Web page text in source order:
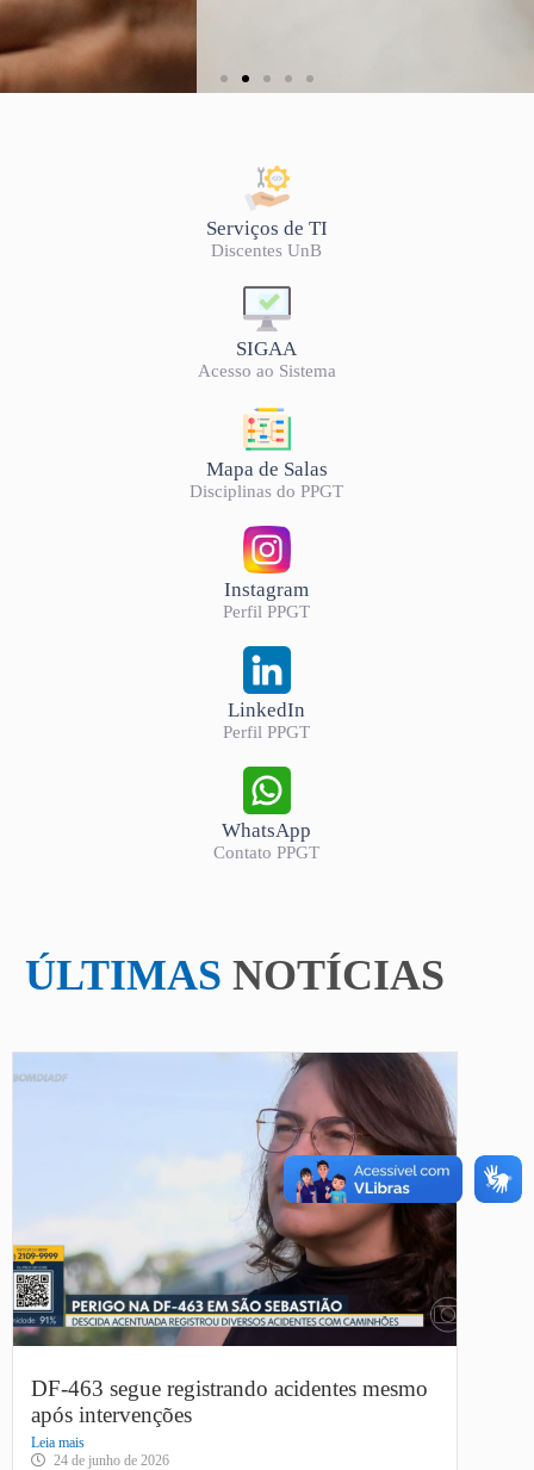
LISTA DE OFERTA
2026/2
Serviços de TI
Discentes UnB
SIGAA
Acesso ao Sistema
Mapa de Salas
Disciplinas do PPGT
Instagram
Perfil PPGT
LinkedIn
Perfil PPGT
WhatsApp
Contato PPGT
ÚLTIMAS NOTÍCIAS
DF-463 segue registrando acidentes mesmo
após intervenções
Leia mais
24 de junho de 2026